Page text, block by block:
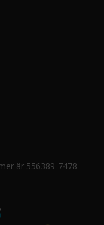
är 556389-7478